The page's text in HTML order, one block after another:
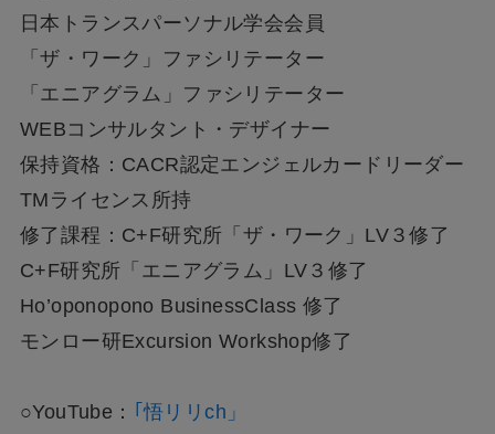
日本トランスパーソナル学会会員
「ザ・ワーク」ファシリテーター
「エニアグラム」ファシリテーター
WEBコンサルタント・デザイナー
保持資格：CACR認定エンジェルカードリーダー
TMライセンス所持
修了課程：C+F研究所「ザ・ワーク」LV３修了
C+F研究所「エニアグラム」LV３修了
Ho’oponopono BusinessClass 修了
モンロー研Excursion Workshop修了
○YouTube： ｢悟リリch」